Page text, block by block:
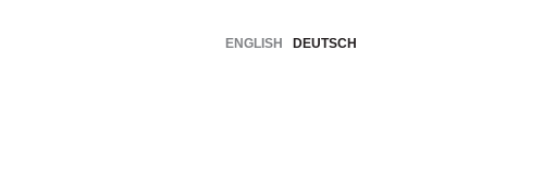
ENGLISH DEUTSCH